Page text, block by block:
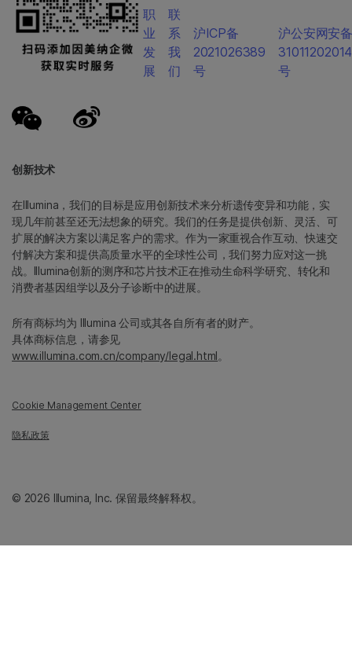
创新技术
在Illumina，我们的目标是应用创新技术来分析遗传变异和功能，实
现几年前甚至还无法想象的研究。我们的任务是提供创新、灵活、可
扩展的解决方案以满足客户的需求。作为一家重视合作互动、快速交
付解决方案和提供高质量水平的全球性公司，我们努力应对这一挑
战。Illumina创新的测序和芯片技术正在推动生命科学研究、转化和
消费者基因组学以及分子诊断中的进展。
所有商标均为 Illumina 公司或其各自所有者的财产。
具体商标信息，请参见
www.illumina.com.cn/company/legal.html。
Cookie Management Center
隐私政策
职
业
发
展
联
系
我
们
沪ICP备
2021026389
号
沪公安网安
号
© 2026 Illumina, Inc. 保留最终解释权。